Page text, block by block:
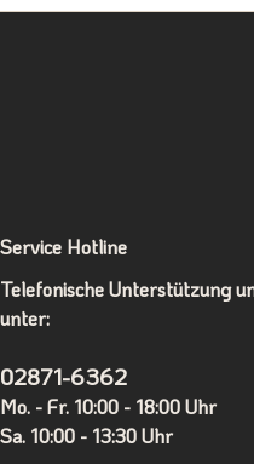
Service Hotline
Telefonische Unterstützung
unter:
02871-6362
Mo. - Fr. 10:00 - 18:00 Uhr
Sa. 10:00 - 13:30 Uhr